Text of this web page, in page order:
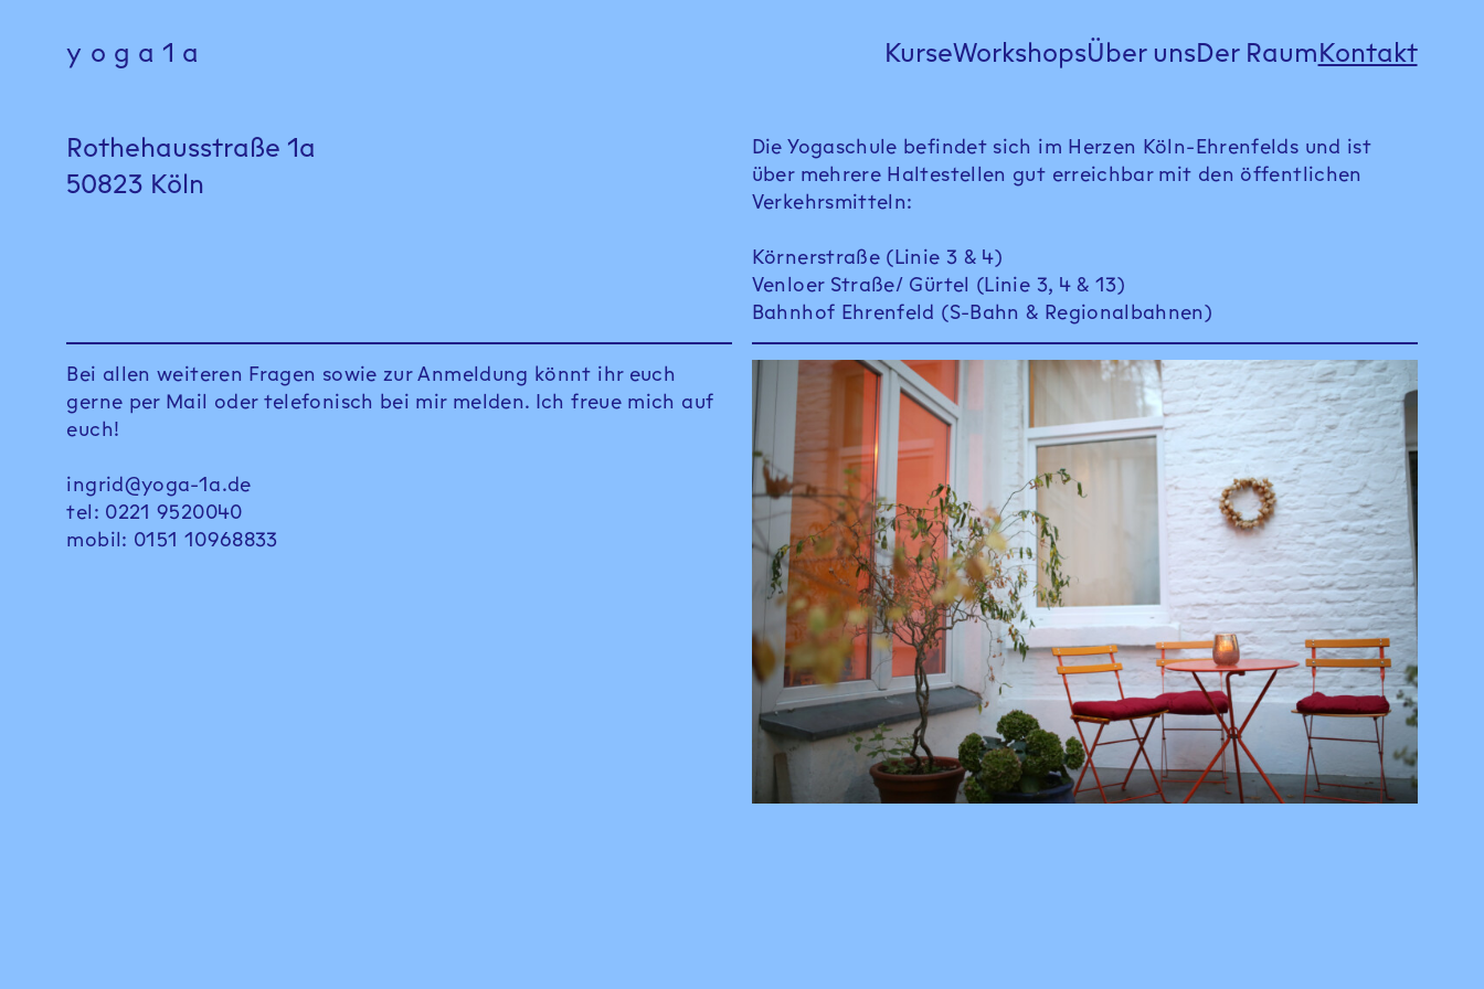
yoga1a KurseWorkshopsÜber uns Der Raum Kontakt
Rothehausstraße 1a
50823 Köln
Die Yogaschule befindet sich im Herzen Köln-Ehrenfelds und ist
über mehrere Haltestellen gut erreichbar mit den öffentlichen
Verkehrsmitteln:
Körnerstraße (Linie 3 & 4)
Venloer Straße/ Gürtel (Linie 3, 4 & 13)
Bahnhof Ehrenfeld (S-Bahn & Regionalbahnen)
Bei allen weiteren Fragen sowie zur Anmeldung könnt ihr euch
gerne per Mail oder telefonisch bei mir melden. Ich freue mich auf
euch!
ingrid@yoga-1a.de
tel: 0221 9520040
mobil: 0151 10968833